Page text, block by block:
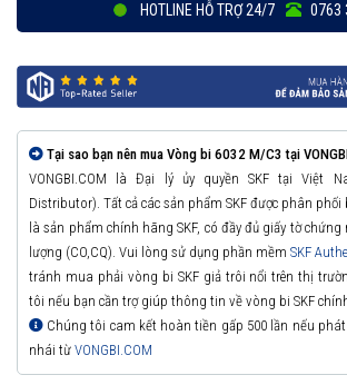
HOTLINE HỖ TRỢ 24/7 0763
Tại sao bạn nên mua Vòng bi 6032 M/C3 tại
VONGBI.COM là Đại lý ủy quyền SKF tại Việt
Distributor). Tất cả các sản phẩm SKF được phân phối
là sản phẩm chính hãng SKF, có đầy đủ giấy tờ
lượng (CO,CQ). Vui lòng sử dụng phần mềm SKF
tránh mua phải vòng bi SKF giả trôi nổi trên thị
tôi nếu bạn cần trợ giúp thông tin về vòng bi SKF
Chúng tôi cam kết hoàn tiền gấp 500 lần nếu
nhái từ VONGBI.COM